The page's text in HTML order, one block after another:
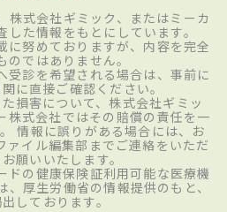
株式会社ギミック、またはミーカ
た情報をもとにしています。
に努めておりますが、内容を完全
のではありません。
受診を希望される場合は、事前に
に直接ご確認ください。
損害について、株式会社ギミッ
株式会社ではその賠償の責任を一
情報に誤りがある場合には、お
ァイル編集部までご連絡をいただ
願いいたします。
ドの健康保険証利用可能な医療機
厚生労働省の情報提供のもと、
しております。